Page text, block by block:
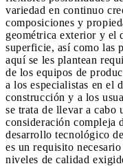
variedad en continuo
composiciones y
geométrica exterior y el
superficie, así como las
aquí se les plantean
de los equipos de
a los especialistas en el
construcción y a los
se trata de llevar a
consideración compleja
desarrollo tecnológico
es un requisito
niveles de calidad